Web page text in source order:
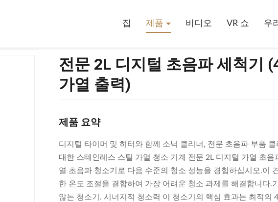
집 제품 비디오 VR 쇼 우
전문 2L 디지털 초음파 세척기
가열 출력)
제품 요약
디지털 타이머 및 히터와 함께 소닉 클리너, 전문 초음파 부품 클
대한 스테인레스 스틸 가열 청소 기계 전문 2L 디지털 가열 초
열 초음파 청소기로 다음 수준의 청소 성능을 경험하십시오.이
한 온도 조절을 결합하여 가장 어려운 청소 과제를 해결합니다.
않는 청소기. 시너지적 청소력 이 청소기의 핵심 효과는 최적의